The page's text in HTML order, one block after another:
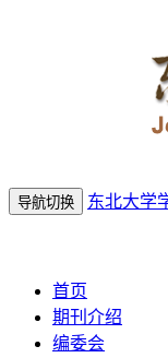
导航切换 东北大学
首页
期刊介绍
编委会